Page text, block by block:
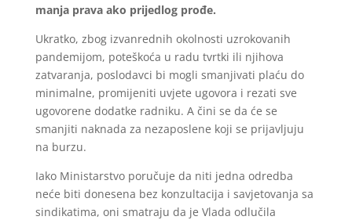
manja prava ako prijedlog prođe.
Ukratko, zbog izvanrednih okolnosti uzrokovanih
pandemijom, poteškoća u radu tvrtki ili njihova
zatvaranja, poslodavci bi mogli smanjivati plaću do
minimalne, promijeniti uvjete ugovora i rezati sve
ugovorene dodatke radniku. A čini se da će se
smanjiti naknada za nezaposlene koji se prijavljuju
na burzu.
Iako Ministarstvo poručuje da niti jedna odredba
neće biti donesena bez konzultacija i savjetovanja sa
sindikatima, oni smatraju da je Vlada odlučila